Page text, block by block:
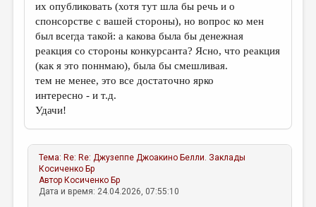
их опубликовать (хотя тут шла бы речь и о
спонсорстве с вашей стороны), но вопрос ко мен
был всегда такой: а какова была бы денежная
реакция со стороны конкурсанта? Ясно, что реакция
(как я это поннмаю), была бы смешливая.
тем не менее, это все достаточно ярко
интересно - и т.д.
Удачи!
Тема: Re: Re: Джузеппе Джоакино Белли. Заклады
Косиченко Бр
Автор Косиченко Бр
Дата и время: 24.04.2026, 07:55:10